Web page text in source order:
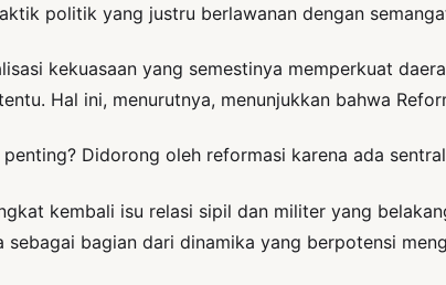
politik yang justru berlawanan dengan
kekuasaan yang semestinya memperkuat
Hal ini, menurutnya, menunjukkan bahwa
Didorong oleh reformasi karena ada
kembali isu relasi sipil dan militer yang
bagian dari dinamika yang berpotensi